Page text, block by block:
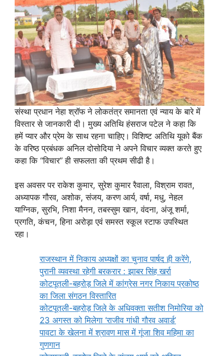
संस्था प्रधान नेहा श्रॉफ ने लोकतंत्र समानता एवं न्याय के बारे में
विस्तार से जानकारी दी। मुख्य अतिथि हंसराज पटेल ने कहा कि
हमें प्यार और प्रेम के साथ रहना चाहिए। विशिष्ट अतिथि यूको बैंक
के वरिष्ठ प्रबंधक अनिल दोसोदिया ने अपने विचार व्यक्त करते हुए
कहा कि “विचार” ही सफलता की प्रथम सीढी है।
इस अवसर पर राकेश कुमार, सुरेश कुमार रैवाला, विश्राम रावत,
अध्यापक गौरव, अशोक, संजय, करण आर्य, वर्षा, मधु, नेहल
याग्निक, सुरभि, निशा मैनन, तबस्सुम खान, वंदना, अंजू शर्मा,
प्रगति, कंचन, हिना अरोड़ा एवं समस्त स्कूल स्टाफ उपस्थित
रहा।
राजस्थान में निकाय अध्यक्षों का चुनाव पार्षद ही करेंगे,
पुरानी व्यवस्था रहेगी बरकरार : झाबर सिंह खर्रा
कोटपूतली-बहरोड़ जिले में कांग्रेस नगर निकाय प्रकोष्ठ
का जिला संगठन विस्तारित
कोटपूतली-बहरोड़ जिले के अधिवक्ता सतीश निमोरिया को
23 अगस्त को मिलेगा ‘राजीव गांधी गौरव अवार्ड’
पावटा के खेलना में श्रावण मास में गूंजा शिव महिमा का
गुणगान